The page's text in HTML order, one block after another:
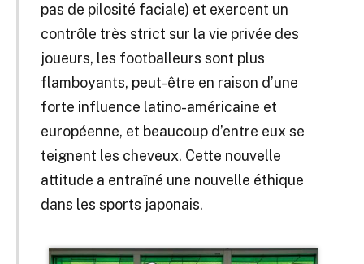
pas de pilosité faciale) et exercent un
contrôle très strict sur la vie privée des
joueurs, les footballeurs sont plus
flamboyants, peut-être en raison d’une
forte influence latino-américaine et
européenne, et beaucoup d’entre eux se
teignent les cheveux. Cette nouvelle
attitude a entraîné une nouvelle éthique
dans les sports japonais.